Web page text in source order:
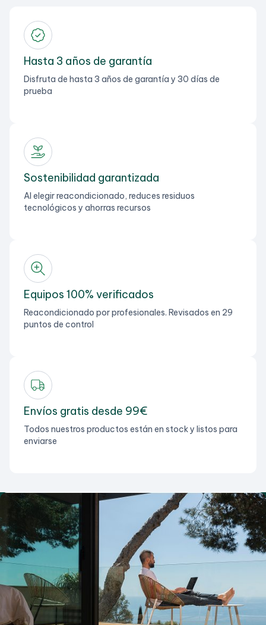
Hasta 3 años de garantía
Disfruta de hasta 3 años de garantía y 30 días de
prueba
Sostenibilidad garantizada
Al elegir reacondicionado, reduces residuos
tecnológicos y ahorras recursos
Equipos 100% verificados
Reacondicionado por profesionales. Revisados en 29
puntos de control
Envíos gratis desde 99€
Todos nuestros productos están en stock y listos para
enviarse